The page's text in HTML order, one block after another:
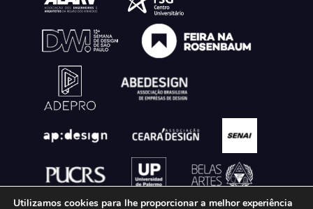
Utilizamos cookies para lhe proporcionar a melhor experiência